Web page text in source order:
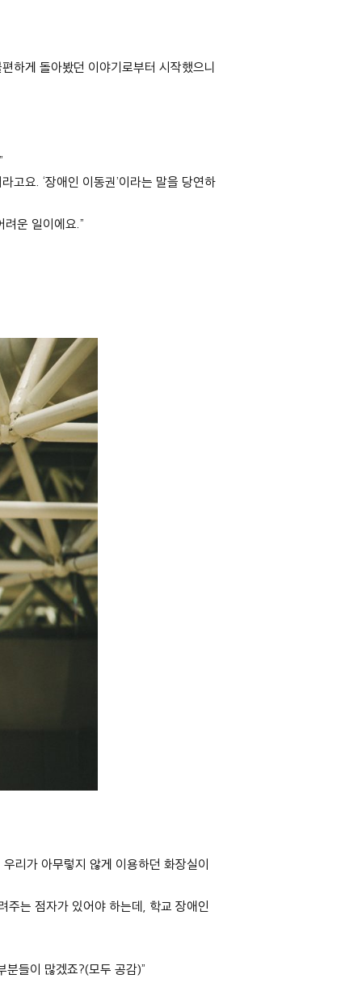
하게 돌아봤던 이야기로부터 시작했으니
고요. ‘장애인 이동권’이라는 말을 당연하
려운 일이에요.”
우리가 아무렇지 않게 이용하던 화장실이
주는 점자가 있어야 하는데 학교 장애인
분들이 많겠죠?(모두 공감)”